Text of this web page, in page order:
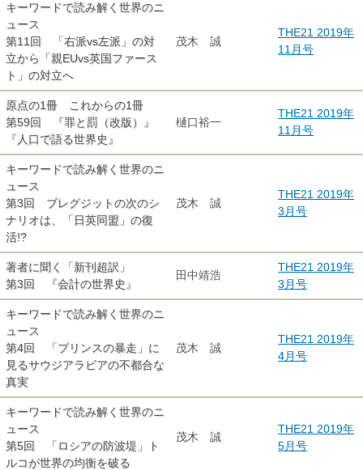
キーワードで読み解く世界のニ
ュース
第11回 「右派vs左派」の対
立から「親EUvs英国ファース
ト」の対立へ
茂木 誠
THE21 2019年
11月号
原点の1冊 これからの1冊
第59回 『罪と罰（改版）』
『人口で語る世界史』
樋口裕一
THE21 2019年
11月号
キーワードで読み解く世界のニ
ュース
第3回 ブレグジットの次のシ
ナリオは、「日英同盟」の復
活!?
茂木 誠
THE21 2019年
3月号
著者に聞く「新刊超訳」
第3回 『会計の世界史』
田中靖浩
THE21 2019年
3月号
キーワードで読み解く世界のニ
ュース
第4回 「プリンスの暴走」に
見るサウジアラビアの不都合な
真実
茂木 誠
THE21 2019年
4月号
キーワードで読み解く世界のニ
ュース
第5回 「ロシアの防波堤」ト
ルコが世界の均衡を破る
茂木 誠
THE21 2019年
5月号